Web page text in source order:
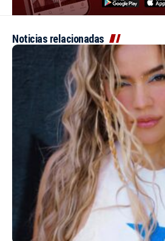
Noticias relacionadas